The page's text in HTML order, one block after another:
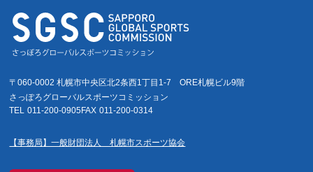
〒060-0002 札幌市中央区北2条西1丁目1-7ORE札幌ビル9階
さっぽろグローバルスポーツコミッション
TEL
011-200-0905FAX 011-200-0314
【事務局】一般財団法人 札幌市スポーツ協会